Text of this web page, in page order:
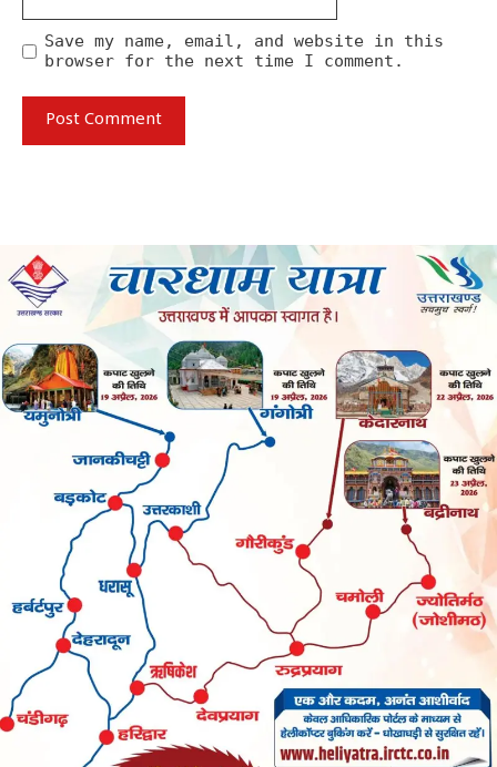
Save my name, email, and website in this
browser for the next time I comment.